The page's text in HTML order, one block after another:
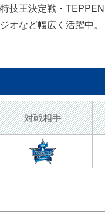
技王決定戦・TEPPEN
オなど幅広く活躍中。
対戦相手